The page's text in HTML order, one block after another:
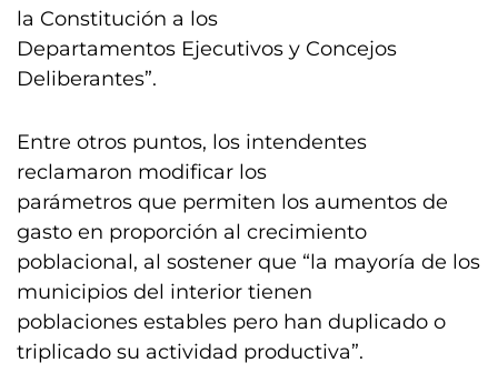
la Constitución a los
Departamentos Ejecutivos y Concejos
Deliberantes”.
Entre otros puntos, los intendentes
reclamaron modificar los
parámetros que permiten los aumentos de
gasto en proporción al crecimiento
poblacional, al sostener que “la mayoría de los
municipios del interior tienen
poblaciones estables pero han duplicado o
triplicado su actividad productiva”.